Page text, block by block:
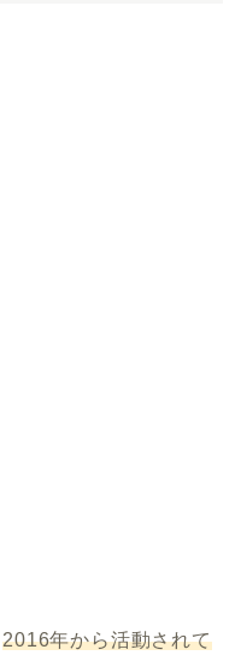
2016年から活動されて